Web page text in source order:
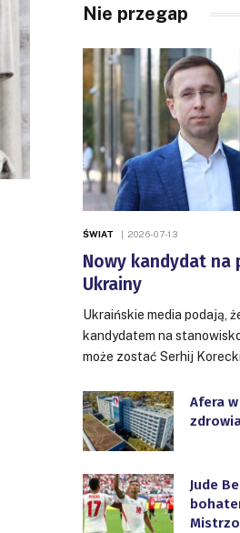
Nie przegap
ŚWIAT 2026-07-13
Nowy kandydat na
Ukrainy
Ukraińskie media podają,
kandydatem na
może zostać Serhij
Afera
Jude